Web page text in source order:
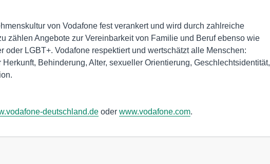
von Vodafone fest verankert und wird durch zahlreiche
zählen Angebote zur Vereinbarkeit von Familie und Beruf ebenso wie
oder LGBT+. Vodafone respektiert und wertschätzt alle Menschen:
Behinderung, Alter, sexueller Orientierung, Geschlechtsidentität,
deutschland.de oder www.vodafone.com.